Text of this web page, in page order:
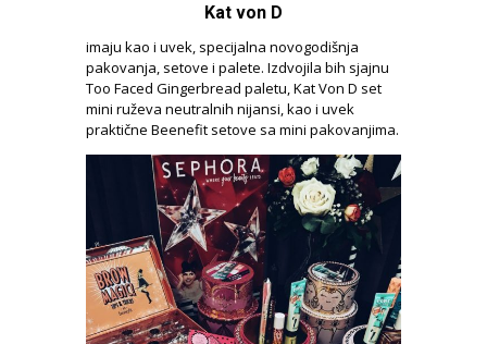
Kat von D
imaju kao i uvek, specijalna novogodišnja
pakovanja, setove i palete. Izdvojila bih sjajnu
Too Faced Gingerbread paletu, Kat Von D set
mini ruževa neutralnih nijansi, kao i uvek
praktične Beenefit setove sa mini pakovanjima.